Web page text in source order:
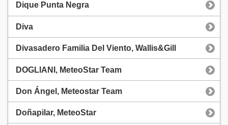
Dique Punta Negra
Diva
Divasadero Familia Del Viento, Wallis&Gill
DOGLIANI, MeteoStar Team
Don Ángel, Meteostar Team
Doñapilar, MeteoStar